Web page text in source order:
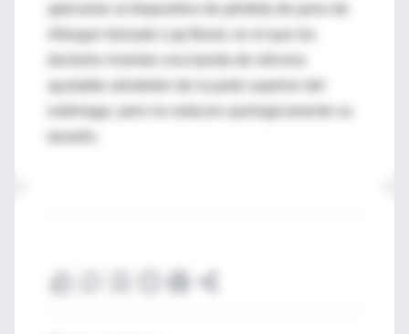
aplicarían al dispositivo de pérdida de peso de
Allergan llamado Lap-Band, en el que los
ajustable alrededor de la parte superior del
estómago, pero no reducen quirúrgicamente su